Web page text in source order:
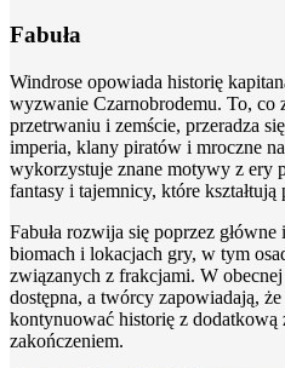
Fabuła
Windrose opowiada historię
wyzwanie Czarnobrodemu. To, co
przetrwaniu i zemście, przeradza
imperia, klany piratów i mroczne
wykorzystuje znane motywy z ery
fantasy i tajemnicy, które kształtują
Fabuła rozwija się poprzez
biomach i lokacjach gry, w tym
związanych z frakcjami. W
dostępna, a twórcy zapowiadają, że
kontynuować historię z dodatkową
zakończeniem.